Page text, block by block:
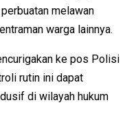
melawan
warga lainnya.
ke pos Polisi
rutin ini dapat
di wilayah hukum